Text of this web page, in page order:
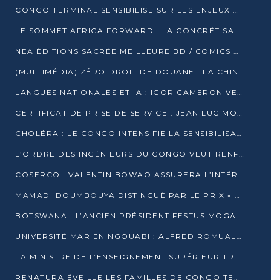
CONGO TERMINAL SENSIBILISE SUR LES ENJEUX DE LA SANTÉ MENTALE EN
LE SOMMET AFRICA FORWARD : LA CONCRÉTISATION DE PARTENARIATS ÉQUILIBRÉS ET TOURNÉS VERS L’AVENIR ENTRE LE CONTINENT AFRICAIN ET LA FRANCE
NEA ÉDITIONS SACRÉE MEILLEURE BD / COMICS D’AFRIQUE AU KENYA
(MULTIMÉDIA) ZÉRO DROIT DE DOUANE : LA CHINE ET L’AFRIQUE VERS UNE PROXIMITÉ SANS PRÉCÉDENT (PAPIER GÉNÉRAL)
LANGUES NATIONALES ET IA : IGOR CAMERON VEUT ARRIMER LA STRATÉGIE IA À LA LOI SUR LA RECHERCHE
CERTIFICAT DE PRISE DE SERVICE : JEAN LUC MOUTHOU DÉMENT UNE « FAKE NEWS »
CHOLÉRA : LE CONGO INTENSIFIE LA SENSIBILISATION AU MARCHÉ DE TALANGAÏ
L’ORDRE DES INGÉNIEURS DU CONGO VEUT RENFORCER L’ÉTHIQUE ET LA CRÉDIBILITÉ DE LA PROFESSION
COSERCO : VALENTIN BOWAO ASSURERA L’INTÉRIM À LA TÊTE DU BUREAU EXÉCUTIF NATIONAL
MAMADI DOUMBOUYA DISTINGUÉ PAR LE PRIX « SUPER GRAND BÂTISSEUR BABACAR N’DIAYE »
BOTSWANA : L’ANCIEN PRÉSIDENT FESTUS MOGAE EST MORT À 86 ANS
UNIVERSITÉ MARIEN NGOUABI : ALFRED ROMUALD NGUYA POATY SOUTIENT UNE THÈSE SUR LE PARADOXE DE LA CROISSANCE EN ZONE CEMAC
LA MINISTRE DE L’ENSEIGNEMENT SUPÉRIEUR TRACE SA FEUILLE DE ROUTE
RENATURA ÉVEILLE LES FAMILLES DE CONGO TERMINAL À LA PROTECTION DE L’ENVIRONNEMENT